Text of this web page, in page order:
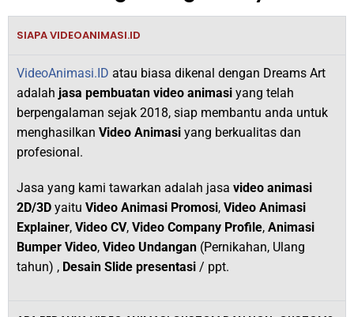
SIAPA VIDEOANIMASI.ID
VideoAnimasi.ID atau biasa dikenal dengan Dreams Art
adalah jasa pembuatan video animasi yang telah
berpengalaman sejak 2018, siap membantu anda untuk
menghasilkan Video Animasi yang berkualitas dan
profesional.
Jasa yang kami tawarkan adalah jasa video animasi
2D/3D yaitu Video Animasi Promosi, Video Animasi
Explainer, Video CV, Video Company Profile, Animasi
Bumper Video, Video Undangan (Pernikahan, Ulang
tahun) , Desain Slide presentasi / ppt.